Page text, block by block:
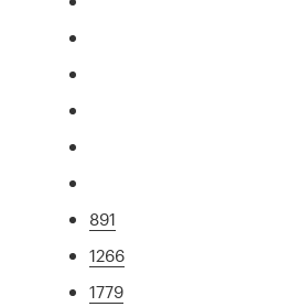
891
1266
1779